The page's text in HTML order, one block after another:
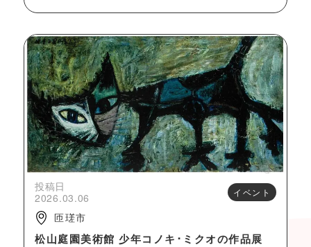
投稿日
2026.03.06
イベント
匝瑳市
松山庭園美術館 少年コノキ･ミクオの作品展